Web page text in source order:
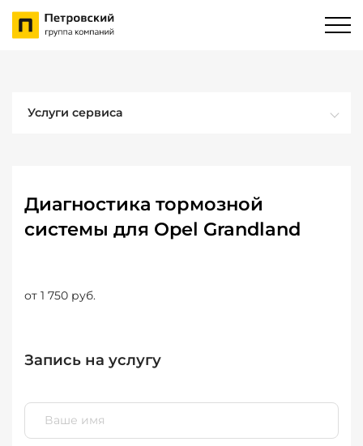
Услуги сервиса
Диагностика тормозной
системы для Opel Grandland
от 1 750 руб.
Запись на услугу